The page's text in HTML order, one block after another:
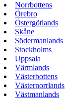
Norrbottens
Örebro
Östergötlands
Skåne
Södermanlands
Stockholms
Uppsala
Värmlands
Västerbottens
Västernorrlands
Västmanlands